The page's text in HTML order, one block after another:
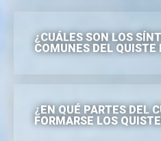
¿CUÁLES SON LOS
COMUNES DEL QUISTE
¿EN QUÉ PARTES DEL
FORMARSE LOS